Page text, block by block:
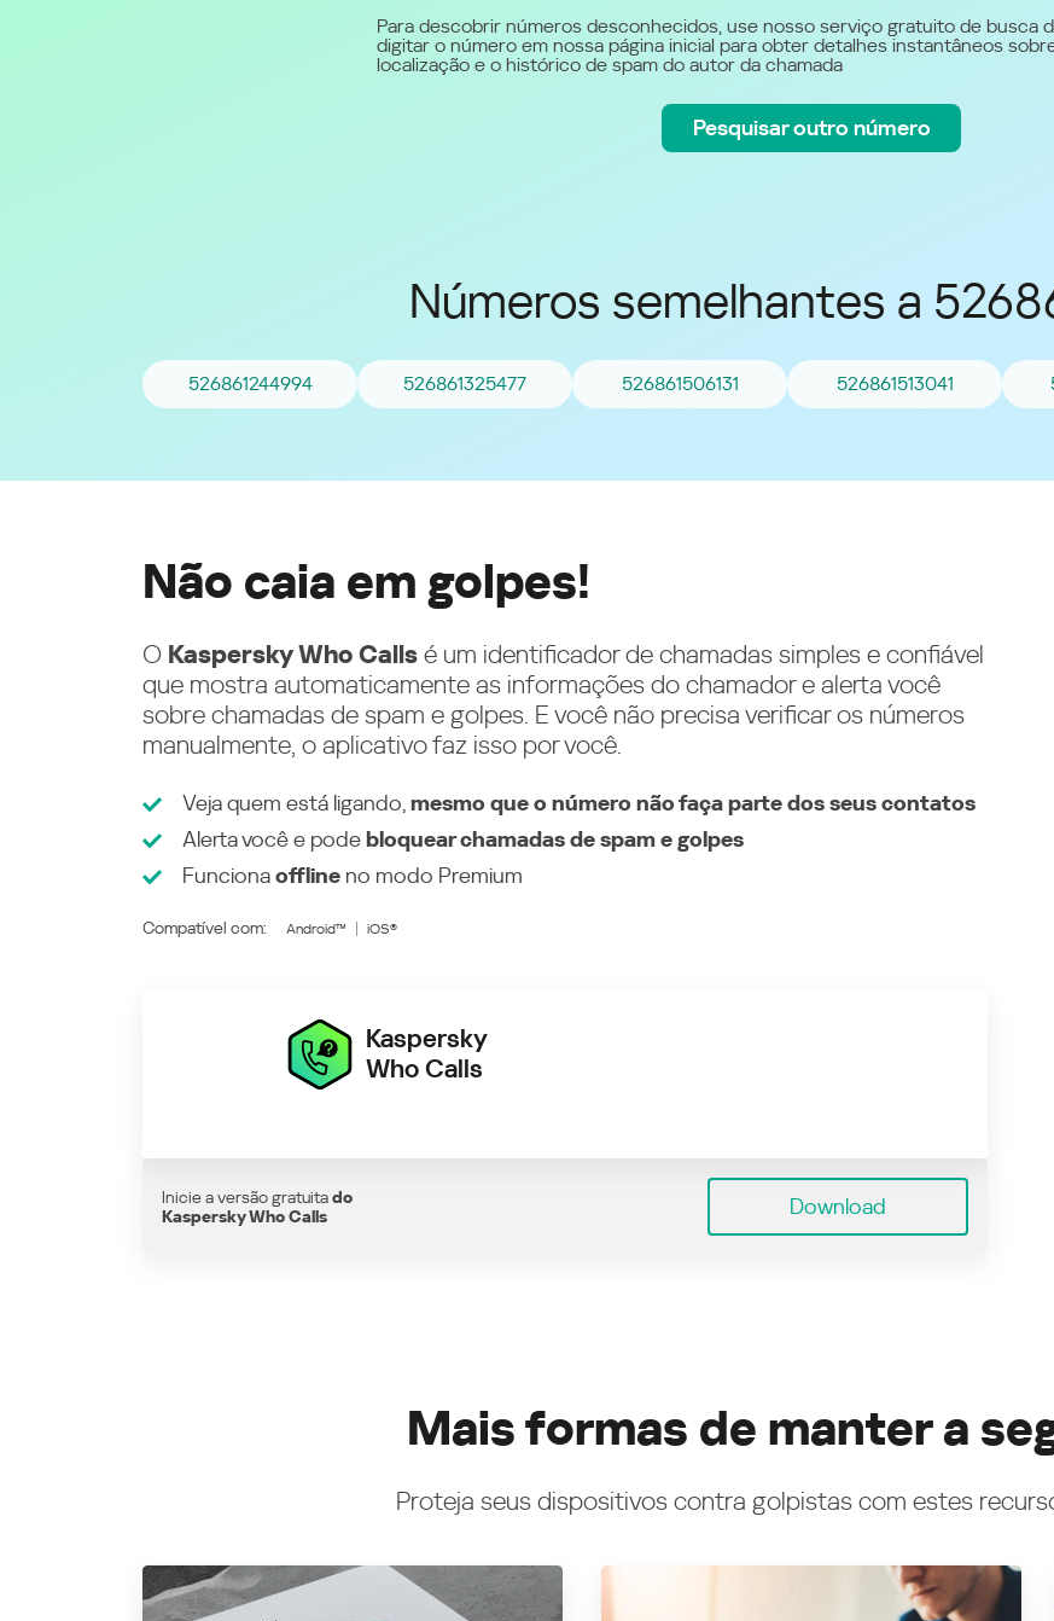
Україна (Ukraine)
Para descobrir números desconhecidos, use nosso serviço gratuito de busca
digitar o número em nossa página inicial para obter detalhes instantâneos
localização e o histórico de spam do autor da chamada
Pesquisar outro número
Números semelhantes a
526861244994 526861325477 526861506131 526861513041
Não caia em golpes!
O Kaspersky Who Calls é um identificador de chamadas simples e confiável
que mostra automaticamente as informações do chamador e alerta você
sobre chamadas de spam e golpes. E você não precisa verificar os números
manualmente, o aplicativo faz isso por você.
Veja quem está ligando, mesmo que o número não faça parte dos seus contatos
Alerta você e podebloquear chamadas de spam e golpes
Funcionaoffline no modo Premium
Compatível com: Android™ iOS®
Kaspersky
Who Calls
Inicie a versão gratuitado
Kaspersky Who Calls
Download
Mais formas de manter a
Proteja seus dispositivos contra golpistas com estes